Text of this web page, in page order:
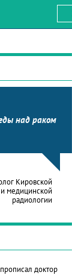
над раком
Кировской
медицинской
радиологии
доктор